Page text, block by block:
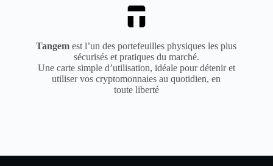
Tangemest l’un des portefeuilles physiques les plus
sécurisés et pratiques du marché.
Une carte simple d’utilisation, idéale pour détenir et
utiliser vos cryptomonnaies au quotidien, en
toute liberté